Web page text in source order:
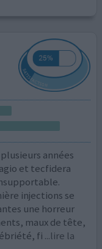
années
et tecfidera
injections se
une horreur
maux de tête,
fi ...lire la